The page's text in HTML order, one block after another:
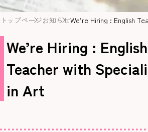
トップページお知らせWe’re Hiring : English
We’re Hiring : English
Teacher with
in Art